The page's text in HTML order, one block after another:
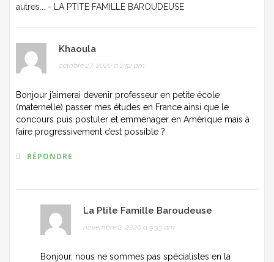
autres... - LA PTITE FAMILLE BAROUDEUSE
Khaoula
octobre 27, 2020 à 2:52 pm
Bonjour j’aimerai devenir professeur en petite école
(maternelle) passer mes études en France ainsi que le
concours puis postuler et emménager en Amérique mais à
faire progressivement c’est possible ?
RÉPONDRE
La Ptite Famille Baroudeuse
novembre 2, 2020 à 9:33 am
Bonjour, nous ne sommes pas spécialistes en la